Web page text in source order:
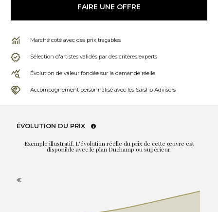
FAIRE UNE OFFRE
Marché coté avec des prix traçables
Sélection d'artistes validés par des critères experts
Évolution de valeur fondée sur la demande réelle
Accompagnement personnalisé avec les Saisho Advisors
ÉVOLUTION DU PRIX
Exemple illustratif. L'évolution réelle du prix de cette œuvre est
disponible avec le plan Duchamp ou supérieur.